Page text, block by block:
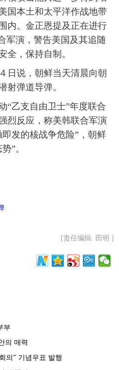
国本土和太平洋作战地带
内。金正恩提及正在进行
军演，警告美国及其追随
全，保持自制。
说，朝鲜当天清晨向朝
射弹道导弹。
乙支自由卫士”年度联合
烈反应，称美韩联合军演
发的核战争危险”，朝鲜
”。
[责任编辑: 田明 ]
부
의 매력
의” 기념우표 발행